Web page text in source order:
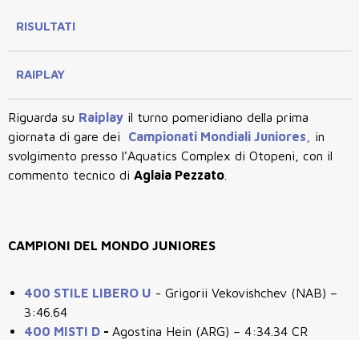
RISULTATI
RAIPLAY
Riguarda su Raiplay il turno pomeridiano della prima
giornata di gare dei
Campionati Mondiali Juniores,
in
svolgimento presso l’Aquatics Complex di Otopeni, con il
commento tecnico di Aglaia Pezzato
CAMPIONI DEL MONDO JUNIORES
400 STILE LIBERO U - Grigorii Vekovishchev (NAB) –
3:46.64
400 MISTI D - Agostina Hein (ARG) – 4:34.34 CR